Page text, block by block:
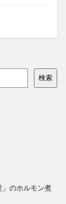
検索
のホルモン煮